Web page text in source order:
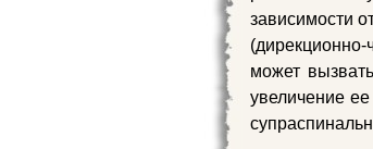
зависимости
может
увеличение